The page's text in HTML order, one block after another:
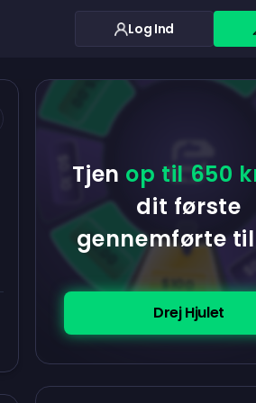
Log Ind
Tjen op til 650
dit første
gennemførte
Drej Hjulet
$100
$5.00
$0.10
$5.00
$0.10